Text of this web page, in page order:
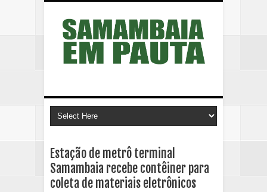
Estação de metrô terminal
Samambaia recebe contêiner para
coleta de materiais eletrônicos